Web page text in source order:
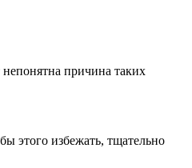
непонятна причина таких
этого избежать, тщательно